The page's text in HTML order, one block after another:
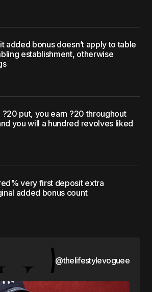
added bonus doesn’t apply to table
establishment, otherwise
put, you earn ?20 throughout
you will a hundred revolves liked
very first deposit extra
added bonus count
@thelifestylevoguee